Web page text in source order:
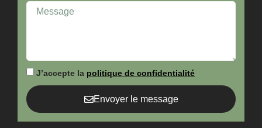
J’accepte la politique de confidentialité
Envoyer le message